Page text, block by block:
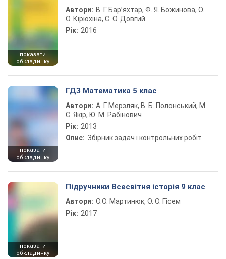
показати
обкладинку
Автори: В. Г. Бар’яхтар, Ф. Я. Божинова, О.
О. Кірюхіна, С. О. Довгий
Рік: 2016
показати
обкладинку
ГДЗ Математика 5 клас
Автори: А. Г. Мерзляк, В. Б. Полонський, М.
С. Якір, Ю. М. Рабінович
Рік: 2013
Опис: Збірник задач і контрольних робіт
показати
обкладинку
Підручники Всесвітня історія 9 клас
Автори: О.О. Мартинюк, О. О. Гісем
Рік: 2017